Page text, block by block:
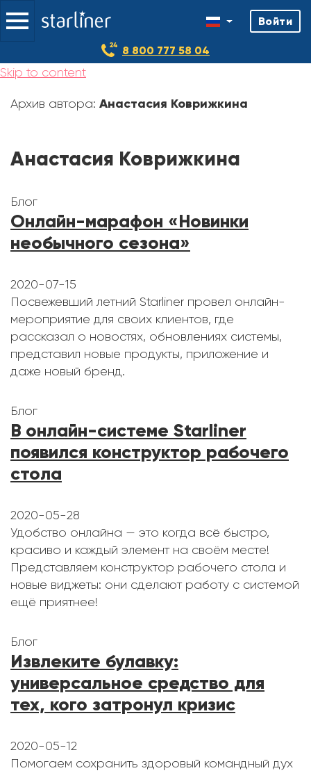
Skip to content
Войти
8 800 777 58 04
Архив автора: Анастасия Коврижкина
Анастасия Коврижкина
Блог
Онлайн-марафон «Новинки
необычного сезона»
2020-07-15
Посвежевший летний Starliner провел онлайн-
мероприятие для своих клиентов, где
рассказал о новостях, обновлениях системы,
представил новые продукты, приложение и
даже новый бренд.
Блог
В онлайн-системе Starliner
появился конструктор рабочего
стола
2020-05-28
Удобство онлайна — это когда всё быстро,
красиво и каждый элемент на своём месте!
Представляем конструктор рабочего стола и
новые виджеты: они сделают работу с системой
ещё приятнее!
Блог
Извлеките булавку:
универсальное средство для
тех, кого затронул кризис
2020-05-12
Помогаем сохранить здоровый командный дух